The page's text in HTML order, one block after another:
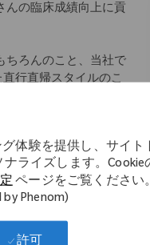
体験を提供し、サイト
ライズします。Cookie
ページをご覧ください
Phenom)
んの臨床成績向上に貢
ちろんのこと、当社で
行直帰スタイルのこ
セプトの元、始まり
ら学術文献などのナ
中心としたOJT等、一